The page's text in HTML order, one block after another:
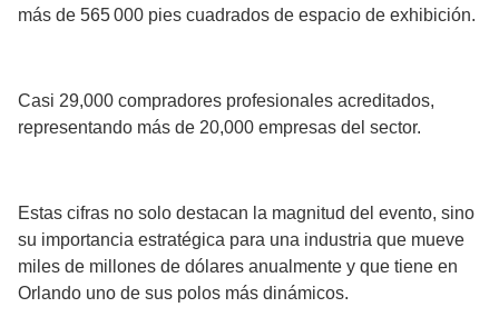
más de 565 000 pies cuadrados de espacio de exhibición.
Casi 29,000 compradores profesionales acreditados,
representando más de 20,000 empresas del sector.
Estas cifras no solo destacan la magnitud del evento, sino
su importancia estratégica para una industria que mueve
miles de millones de dólares anualmente y que tiene en
Orlando uno de sus polos más dinámicos.